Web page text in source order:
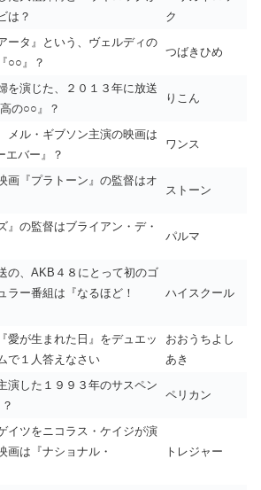
は？
ク
ータ』という、ヴェルディの
○○』？
つばきひめ
を演じた、２０１３年に放送
の○○』？
りこん
メル・ギブソン主演の映画は
エバー』？
ワンス
画『プラトーン』の監督はオ
ストーン
』の監督はブライアン・デ・
パルマ
の、AKB４８にとって初のゴ
ラー番組は『なるほど！
ハイスクール
愛が生まれた日』をデュエッ
で１人答えなさい
おおうちよし
あき
演した１９９３年のサスペン
ペリカン
イツをニコラス・ケイジが演
画は『ナショナル・
トレジャー